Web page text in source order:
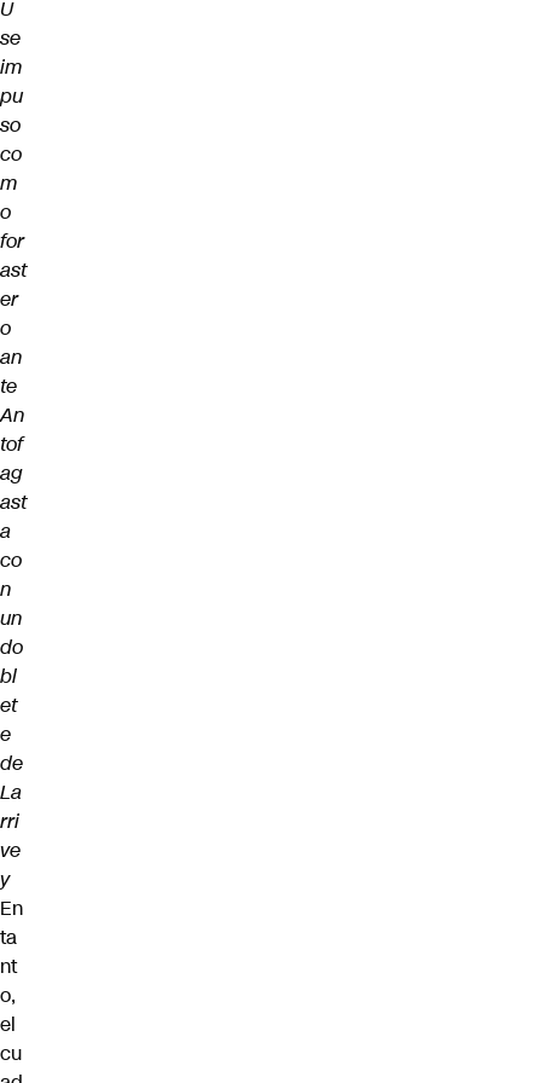
U
se
im
pu
so
co
m
o
for
ast
er
o
an
te
An
tof
ag
ast
a
co
n
un
do
bl
et
e
de
La
rri
ve
y
En
ta
nt
o,
el
cu